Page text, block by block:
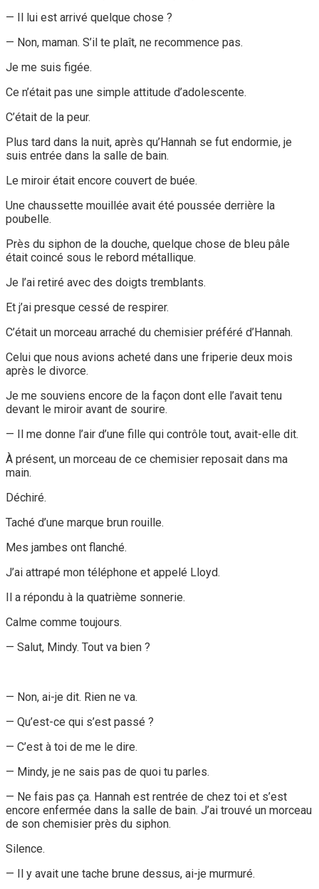
— Il lui est arrivé quelque chose ?
— Non, maman. S’il te plaît, ne recommence pas.
Je me suis figée.
Ce n’était pas une simple attitude d’adolescente.
C’était de la peur.
Plus tard dans la nuit, après qu’Hannah se fut endormie, je
suis entrée dans la salle de bain.
Le miroir était encore couvert de buée.
Une chaussette mouillée avait été poussée derrière la
poubelle.
Près du siphon de la douche, quelque chose de bleu pâle
était coincé sous le rebord métallique.
Je l’ai retiré avec des doigts tremblants.
Et j’ai presque cessé de respirer.
C’était un morceau arraché du chemisier préféré d’Hannah.
Celui que nous avions acheté dans une friperie deux mois
après le divorce.
Je me souviens encore de la façon dont elle l’avait tenu
devant le miroir avant de sourire.
— Il me donne l’air d’une fille qui contrôle tout, avait-elle dit.
À présent, un morceau de ce chemisier reposait dans ma
main.
Déchiré.
Taché d’une marque brun rouille.
Mes jambes ont flanché.
J’ai attrapé mon téléphone et appelé Lloyd.
Il a répondu à la quatrième sonnerie.
Calme comme toujours.
— Salut, Mindy. Tout va bien ?
— Non, ai-je dit. Rien ne va.
— Qu’est-ce qui s’est passé ?
— C’est à toi de me le dire.
— Mindy, je ne sais pas de quoi tu parles.
— Ne fais pas ça. Hannah est rentrée de chez toi et s’est
encore enfermée dans la salle de bain. J’ai trouvé un morceau
de son chemisier près du siphon.
Silence.
— Il y avait une tache brune dessus, ai-je murmuré.